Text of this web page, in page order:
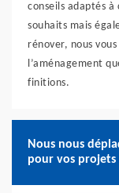
conseils adaptés
souhaits mais
rénover, nous
l’aménagement
finitions.
Nous nous
pour vos projets